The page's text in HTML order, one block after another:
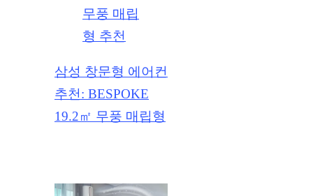
무풍 매립
형 추천
삼성 창문형 에어컨
추천: BESPOKE
19.2㎡ 무풍 매립형